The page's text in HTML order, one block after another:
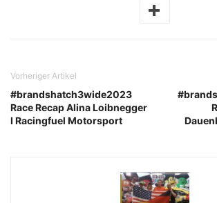
Vorheriger Artikel
#brandshatch3wide2023
Race Recap Alina Loibnegger
I Racingfuel Motorsport